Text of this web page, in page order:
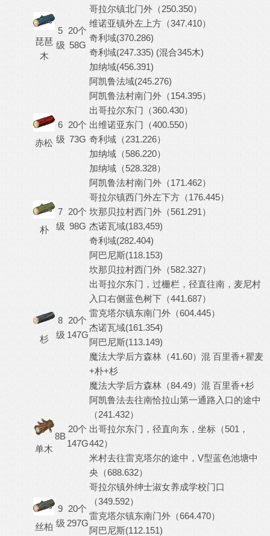
琵琶
木
5
级
20个
58G
哥拉尔镇北门外（250.350）
维诺亚镇外左上方（347.410）
奇利域(370.286)
奇利域(247.335) (混合345木)
加纳域(456.391)
阿凯鲁法域(245.276)
赤松
6
级
20个
73G
阿凯鲁法村南门外（154.395）
出哥拉尔东门（360.430）
出维诺亚东门（400.550）
奇利域（231.226）
加纳域（586.220）
加纳域（528.328）
朴
7
级
20个
98G
阿凯鲁法村南门外（171.462）
哥拉尔镇西门外左下方（176.445）
坎那贝拉村西门外（561.291）
杰诺瓦域(183,459)
奇利域(282.404)
阿巴尼斯(118.153)
杉
8
级
20个
147G
坎那贝拉村西门外（582.327）
出哥拉尔东门，过栅栏，径直往南，麦尼村
入口右侧蓝色树下（441.687）
雷克塔尔镇东南门外（604.445）
杰诺瓦域(161.354)
阿巴尼斯(113.149)
魔法大学后方森林（41.60）混 百里香+瞿麦
+朴+杉
魔法大学后方森林（84.49）混 百里香+杉
单木
8B
20个
147G
阿凯鲁法去往南恰拉山第一通路入口的途中
（241.432）
出哥拉尔东门，径直向东，坐标（501，
442）
米村去往雷克塔尔的途中，V型蓝色池塘中
央（688.632）
丝柏
9
级
20个
297G
哥拉尔镇外绅士淑女养成学校门口
（349.592）
雷克塔尔镇东南门外（664.470）
阿巴尼斯(112.151)